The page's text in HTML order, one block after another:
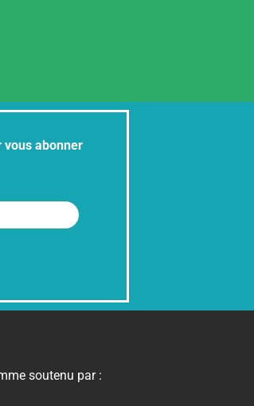
abonner
soutenu par :